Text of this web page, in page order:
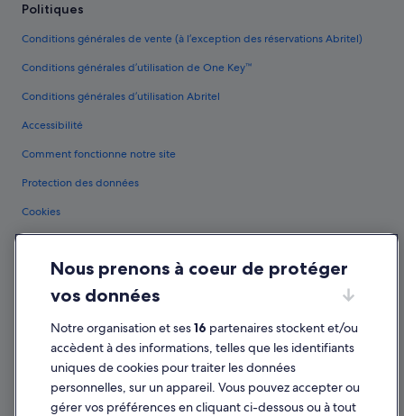
Politiques
Conditions générales de vente (à l’exception des réservations Abritel)
Conditions générales d’utilisation de One Key™
Conditions générales d’utilisation Abritel
Accessibilité
Comment fonctionne notre site
Protection des données
Cookies
Mentions légales / Nous contacter
Directives de contenu et signalement de contenus
Assistance
Annuler votre vol
Nous prenons à coeur de protéger
vos données
Notre organisation et ses16 partenaires stockent et/ou
accèdent à des informations, telles que les identifiants
uniques de cookies pour traiter les données
personnelles, sur un appareil. Vous pouvez accepter ou
gérer vos préférences en cliquant ci-dessous ou à tout